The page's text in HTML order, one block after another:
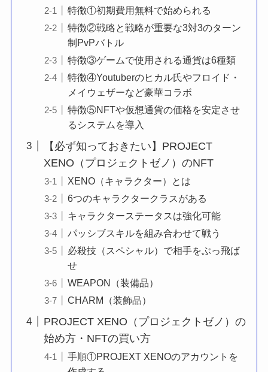
特徴①初期費用無料で始められる
特徴②戦略と戦略が重要な3対3のターン
制PvPバトル
特徴③ゲームで使用される通貨は6種類
特徴④Youtuberのヒカル氏やフロイド・
メイウェザーなど豪華コラボ
特徴⑤NFTや仮想通貨の価格を安定させ
るシステムを導入
【必ず知っておきたい】PROJECT
XENO（プロジェクトゼノ）のNFT
XENO（キャラクター）とは
6つのキャラクタークラスがある
キャラクターステータスは強化可能
パッシブスキルを組み合わせて戦う
必殺技（スペシャル）で相手をぶっ飛ば
せ
WEAPON（装備品）
CHARM（装飾品）
PROJECT XENO（プロジェクトゼノ）の
始め方・NFTの買い方
手順①PROJEXT XENOのアカウントを